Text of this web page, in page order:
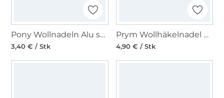
Pony Wollnadeln Alu sortiert
3,40 € / Stk
Prym Wollhäkelnadel Soft Griff 3,0 mm
4,90 € / Stk